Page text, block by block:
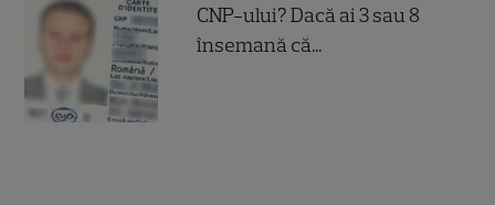
CNP-ului? Dacă ai 3 sau 8
însemană că...